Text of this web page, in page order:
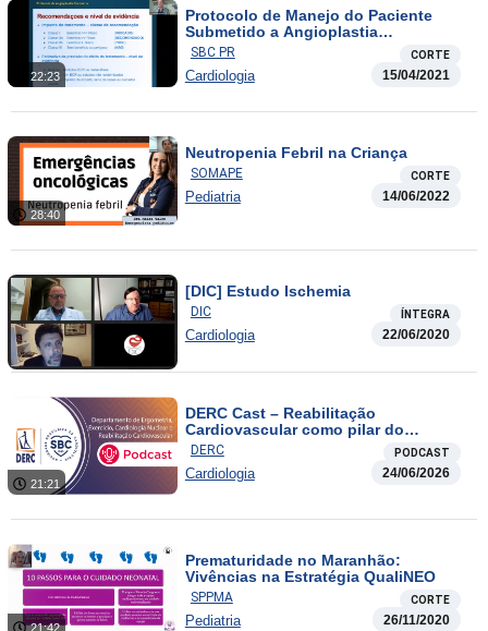
22:23
Protocolo de Manejo do Paciente
Submetido a Angioplastia
Transluminal Coronariana
SBC PR CORTE
Cardiologia 15/04/2021
28:40
Neutropenia Febril na Criança
SOMAPE CORTE
Pediatria 14/06/2022
[DIC] Estudo Ischemia
DIC ÍNTEGRA
Cardiologia 22/06/2020
21:21
DERC Cast – Reabilitação
Cardiovascular como pilar do
tratamento das doenças
cardiovasculares
DERC PODCAST
Cardiologia 24/06/2026
21:42
Prematuridade no Maranhão:
Vivências na Estratégia QualiNEO
SPPMA CORTE
Pediatria 26/11/2020